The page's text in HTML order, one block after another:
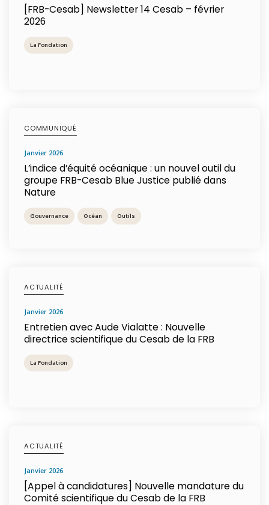
[FRB-Cesab] Newsletter 14 Cesab – février
2026
La Fondation
COMMUNIQUÉ
janvier 2026
L’indice d’équité océanique : un nouvel outil du
groupe FRB-Cesab Blue Justice publié dans
Nature
Gouvernance Océan Outils
ACTUALITÉ
janvier 2026
Entretien avec Aude Vialatte : Nouvelle
directrice scientifique du Cesab de la FRB
La Fondation
ACTUALITÉ
janvier 2026
[Appel à candidatures] Nouvelle mandature du
Comité scientifique du Cesab de la FRB